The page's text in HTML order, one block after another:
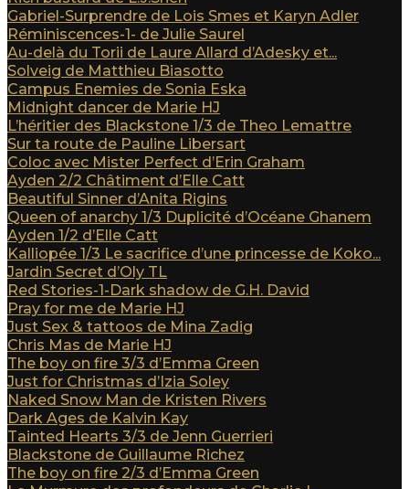
Gabriel-Surprendre de Lois Smes et Karyn Adler
Réminiscences-1- de Julie Saurel
Au-delà du Torii de Laure Allard d’Adesky et...
Solveig de Matthieu Biasotto
Campus Enemies de Sonia Eska
Midnight dancer de Marie HJ
L’héritier des Blackstone 1/3 de Theo Lemattre
Sur ta route de Pauline Libersart
Coloc avec Mister Perfect d’Erin Graham
Ayden 2/2 Châtiment d’Elle Catt
Beautiful Sinner d’Anita Rigins
Queen of anarchy 1/3 Duplicité d’Océane Ghanem
Ayden 1/2 d’Elle Catt
Kalliopée 1/3 Le sacrifice d’une princesse de Koko...
Jardin Secret d’Oly TL
Red Stories-1-Dark shadow de G.H. David
Pray for me de Marie HJ
Just Sex & tattoos de Mina Zadig
Chris Mas de Marie HJ
The boy on fire 3/3 d’Emma Green
Just for Christmas d’Izia Soley
Naked Snow Man de Kristen Rivers
Dark Ages de Kalvin Kay
Tainted Hearts 3/3 de Jenn Guerrieri
Blackstone de Guillaume Richez
The boy on fire 2/3 d’Emma Green